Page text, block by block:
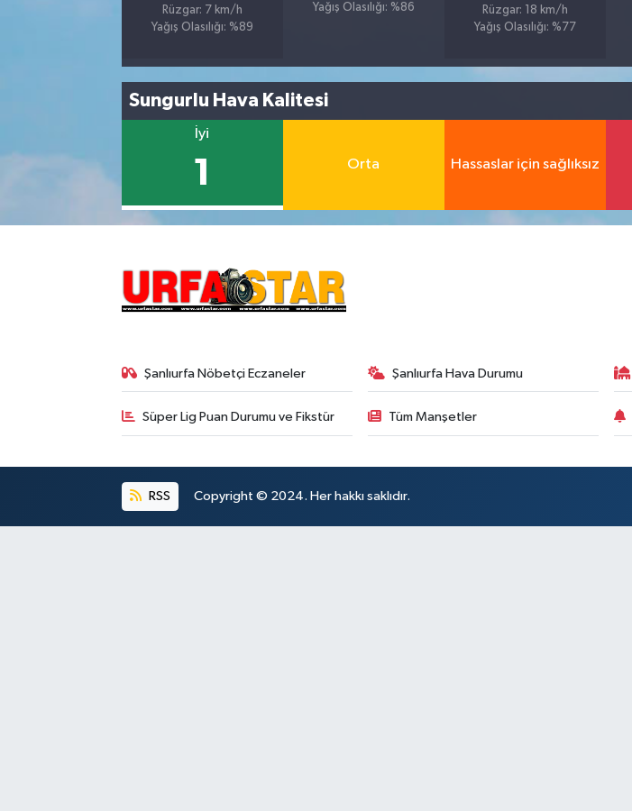
Rüzgar: 7 km/h
Yağış Olasılığı: %89
Yağış Olasılığı: %86
Rüzgar: 18 km/h
Yağış Olasılığı: %77
Sungurlu Hava Kalitesi
İyi
1 Orta Hassaslar için sağlıksız
Şanlıurfa Nöbetçi Eczaneler Şanlıurfa Hava Durumu
Süper Lig Puan Durumu ve Fikstür Tüm Manşetler
RSS Copyright © 2024. Her hakkı saklıdır.